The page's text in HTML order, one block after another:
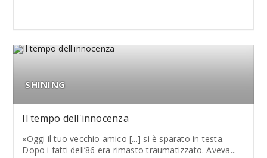
SHINING
Il tempo dell'innocenza
«Oggi il tuo vecchio amico [...] si è sparato in testa.
Dopo i fatti dell’86 era rimasto traumatizzato. Aveva...